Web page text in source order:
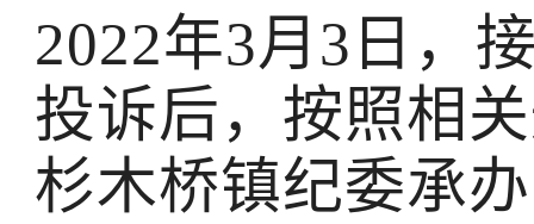
2022年3月3日，
投诉后，按照相
杉木桥镇纪委承